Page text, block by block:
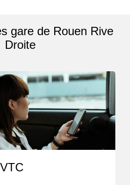
gare de Rouen Rive
Droite